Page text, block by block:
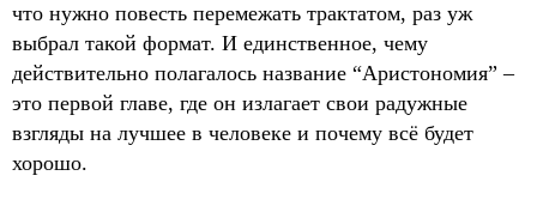
что нужно повесть перемежать трактатом, раз уж
выбрал такой формат. И единственное, чему
действительно полагалось название “Аристономия” –
это первой главе, где он излагает свои радужные
взгляды на лучшее в человеке и почему всё будет
хорошо.